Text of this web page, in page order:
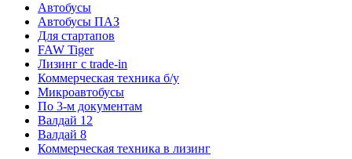
Автобусы
Автобусы ПАЗ
Для стартапов
FAW Tiger
Лизинг с trade-in
Коммерческая техника б/у
Микроавтобусы
По 3-м документам
Валдай 12
Валдай 8
Коммерческая техника в лизинг